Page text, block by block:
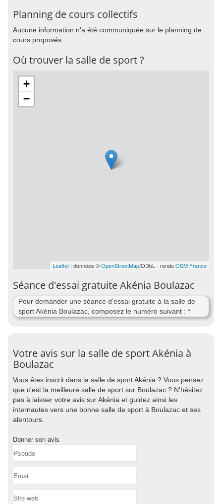
Planning de cours collectifs
Aucune information n'a été communiquée sur le planning de
cours proposés.
Où trouver la salle de sport ?
+
−
Leaflet | données ©OpenStreetMap/ODbL - renduOSM France
Séance d'essai gratuite Akénia Boulazac
Pour demander une séance d'essai gratuite à la salle de
sport Akénia Boulazac, composez le numéro suivant : *
Votre avis sur la salle de sport Akénia à
Boulazac
Vous êtes inscrit dans la salle de sport Akénia ? Vous pensez
que c'est la meilleure salle de sport sur Boulazac ? N'hésitez
pas à laisser votre avis sur Akénia et guidez ainsi les
internautes vers une bonne salle de sport à Boulazac et ses
alentours.
Donner son avis